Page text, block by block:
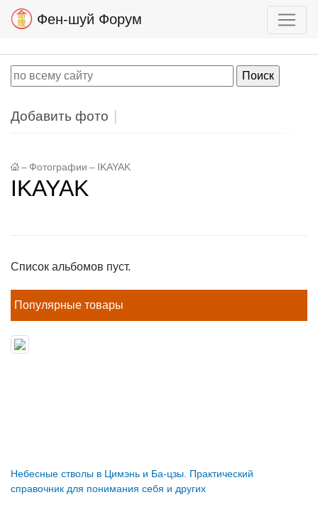
Фен-шуй Форум
Добавить фото
– Фотографии – IKAYAK
IKAYAK
Список альбомов пуст.
Популярные товары
Небесные стволы в Цимэнь и Ба-цзы. Практический
справочник для понимания себя и других